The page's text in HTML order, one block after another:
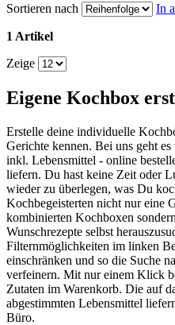
Sortieren nach
In
1 Artikel
Zeige
Eigene Kochbox
Erstelle deine individuelle
Gerichte kennen. Bei uns geht
inkl. Lebensmittel - online
liefern. Du hast keine Zeit oder
wieder zu überlegen, was Du
Kochbegeisterten nicht nur eine
kombinierten Kochboxen
Wunschrezepte selbst
Filternmöglichkeiten im linken
einschränken und so die Suche
verfeinern. Mit nur einem Klick
Zutaten im Warenkorb. Die auf
abgestimmten Lebensmittel
Büro.